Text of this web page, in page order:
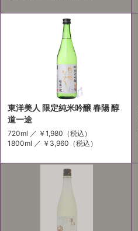
東洋美人 限定純米吟醸 春陽 醇
道一途
720ml ／ ￥1,980 （税込）
1800ml ／ ￥3,960 （税込）